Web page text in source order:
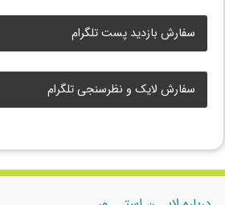
سفارش بازدید پست تلگرام
سفارش لایک و نظرسنجی تلگرام